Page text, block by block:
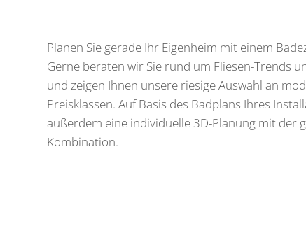
Planen Sie gerade Ihr Eigenheim mit einem
Gerne beraten wir Sie rund um Fliesen-Trends
und zeigen Ihnen unsere riesige Auswahl an
Preisklassen. Auf Basis des Badplans Ihres
außerdem eine individuelle 3D-Planung mit der
Kombination.